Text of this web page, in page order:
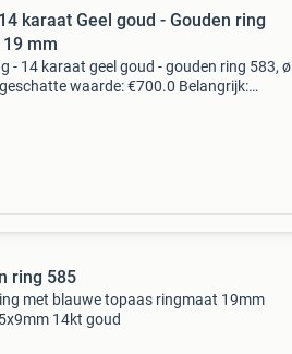
karaat Geel goud - Gouden ring
mm
- 14 karaat geel goud - gouden ring 583, ø
waarde: €700.0 Belangrijk:
ring 585
met blauwe topaas ringmaat 19mm
14kt goud